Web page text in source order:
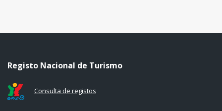
Registo Nacional de Turismo
Consulta de registos